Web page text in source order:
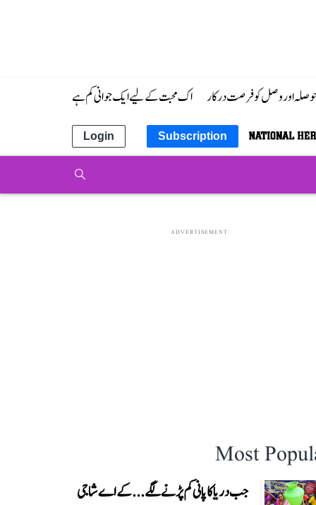
حوصلہ اور وصل کو فرصت درکار اک محبت کے لیے ایک جوانی کم ہے
Subscription
Login
ADVERTISEMENT
Most
جب دریا کا پانی کم پڑنے لگے...کے اے شاجی